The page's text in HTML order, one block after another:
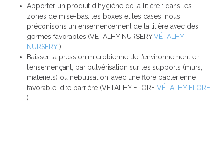
Apporter un produit d’hygiène de la litière : dans les
zones de mise-bas, les boxes et les cases, nous
préconisons un ensemencement de la litière avec des
germes favorables (VETALHY NURSERYVÉTALHY
NURSERY),
Baisser la pression microbienne de l’environnement en
l’ensemençant, par pulvérisation sur les supports (murs,
matériels) ou nébulisation, avec une flore bactérienne
favorable, dite barrière (VETALHY FLORE VÉTALHY FLORE
).